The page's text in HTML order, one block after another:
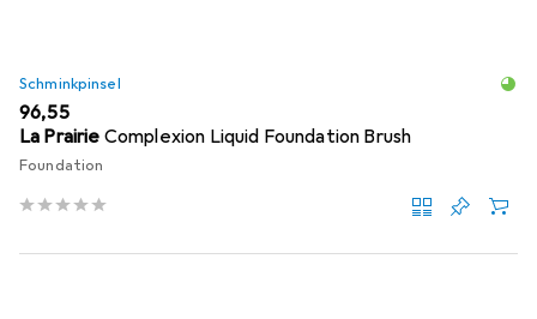
Schminkpinsel
EUR
96,55
La Prairie Complexion Liquid Foundation Brush
Foundation